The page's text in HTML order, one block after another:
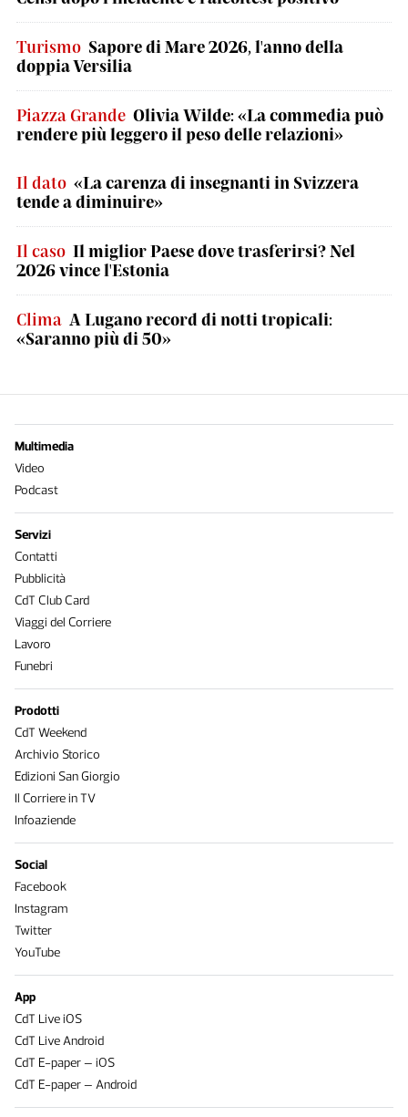
Turismo Sapore di Mare 2026, l'anno della
doppia Versilia
Piazza Grande Olivia Wilde: «La commedia può
rendere più leggero il peso delle relazioni»
Il dato «La carenza di insegnanti in Svizzera
tende a diminuire»
Il caso Il miglior Paese dove trasferirsi? Nel
2026 vince l'Estonia
Clima A Lugano record di notti tropicali:
«Saranno più di 50»
Multimedia
Video
Podcast
Servizi
Contatti
Pubblicità
CdT Club Card
Viaggi del Corriere
Lavoro
Funebri
Prodotti
CdT Weekend
Archivio Storico
Edizioni San Giorgio
Il Corriere in TV
Infoaziende
Social
Facebook
Instagram
Twitter
YouTube
App
CdT Live iOS
CdT Live Android
CdT E-paper – iOS
CdT E-paper – Android